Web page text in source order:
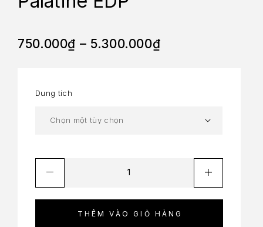
750.000₫ – 5.300.000₫
Dung tích
THÊM VÀO GIỎ HÀNG